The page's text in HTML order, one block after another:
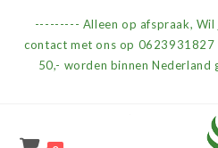
--------- Alleen op afspraak, Wil
contact met ons op
50,- worden binnen